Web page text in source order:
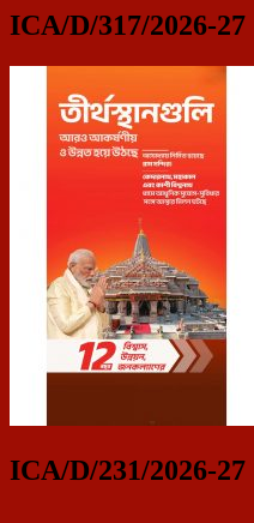
ICA/D/317/2026-27
ICA/D/231/2026-27